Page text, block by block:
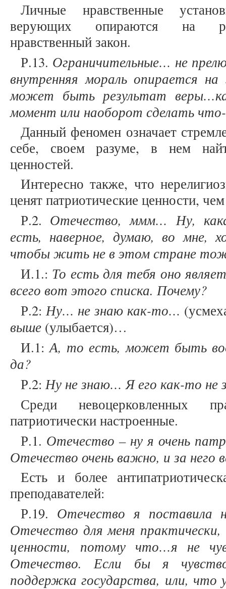
Личные нравственные
верующих опираются на
нравственный закон.
Р.13. Ограничительные… не
внутренняя мораль опирается
может быть результат
момент или наоборот сделать
Данный феномен означает
себе, своем разуме, в нем
ценностей.
Интересно также, что
ценят патриотические ценности,
Р.2. Отечество, ммм… Ну,
есть, наверное, думаю, во мне,
чтобы жить не в этом стране
И.1.: То есть для тебя оно
всего вот этого списка. Почему?
Р.2:Ну… не знаю как-то…
выше (улыбается)…
И.1:А, то есть, может быть
да?
Р.2:Ну не знаю… Я его как-то не
Среди невоцерковленных
патриотически настроенные.
Р.1. Отечество – ну я очень
Отечество очень важно, и за
Есть и более
преподавателей:
Р.19. Отечество я поставила
Отечество для меня практически,
ценности, потому что…я не
Отечество. Если бы я
поддержка государства, или, что